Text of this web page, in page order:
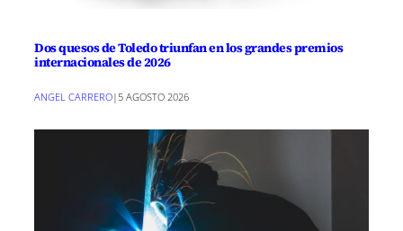
Dos quesos de Toledo triunfan en los grandes premios
internacionales de 2026
ANGEL CARRERO| 5 AGOSTO 2026